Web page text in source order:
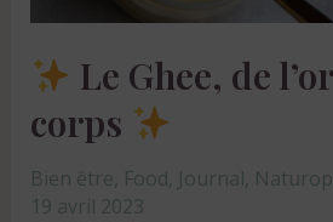
Le Ghee, de
corps
Bien être Food Journal
19 avril 2023